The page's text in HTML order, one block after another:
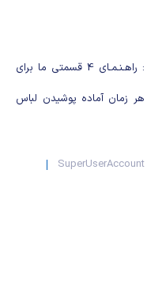
مـی تـوانید شکم خود را به راحتـی آب کنید : راهـنـمـای 4 قسمتی ما برای
زمان آماده پوشیدن لباس
SuperUserAccount